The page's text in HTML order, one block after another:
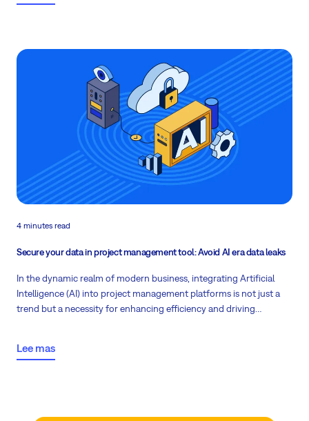
4 minutes read
Secure your data in project management tool: Avoid AI era data leaks
In the dynamic realm of modern business, integrating Artificial
Intelligence (AI) into project management platforms is not just a
trend but a necessity for enhancing efficiency and driving
data security and encryption amidst the AI revolution.
data breaches.
Lee mas